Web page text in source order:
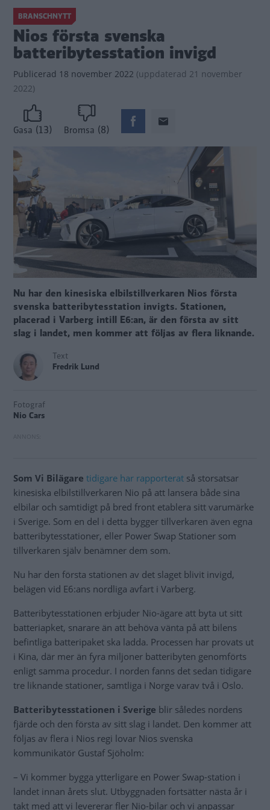
BRANSCHNYTT
Nios första svenska
batteribytesstation invigd
Publicerad 18 november 2022 (uppdaterad 21 november
2022)
Gasa (13) Bromsa (8)
Nu har den kinesiska elbilstillverkaren Nios första
svenska batteribytesstation invigts. Stationen,
placerad i Varberg intill E6:an, är den första av sitt
slag i landet, men kommer att följas av flera liknande.
Text
Fredrik Lund
Fotograf
Nio Cars
Som Vi Bilägare tidigare har rapporterat så storsatsar
kinesiska elbilstillverkaren Nio på att lansera både sina
elbilar och samtidigt på bred front etablera sitt varumärke
i Sverige. Som en del i detta bygger tillverkaren även egna
batteribytesstationer, eller Power Swap Stationer som
tillverkaren själv benämner dem som.
Nu har den första stationen av det slaget blivit invigd,
belägen vid E6:ans nordliga avfart i Varberg.
Batteribytesstationen erbjuder Nio-ägare att byta ut sitt
batteriapket, snarare än att behöva vänta på att bilens
befintliga batteripaket ska ladda. Processen har provats ut
i Kina, där mer än fyra miljoner batteribyten genomförts
enligt samma procedur. I norden fanns det sedan tidigare
tre liknande stationer, samtliga i Norge varav två i Oslo.
Batteribytesstationen i Sverige blir således nordens
fjärde och den första av sitt slag i landet. Den kommer att
följas av flera i Nios regi lovar Nios svenska
kommunikatör Gustaf Sjöholm:
– Vi kommer bygga ytterligare en Power Swap-station i
landet innan årets slut. Utbyggnaden fortsätter nästa år i
takt med att vi levererar fler Nio-bilar och vi anpassar